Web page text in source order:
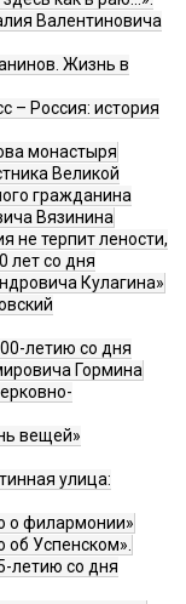
Валентиновича
Жизнь в
– Россия: история
монастыря
Великой
гражданина
Вязинина
не терпит лености,
лет со дня
Кулагина»
летию со дня
Гормина
вещей»
улица:
о филармонии»
об Успенском».
летию со дня